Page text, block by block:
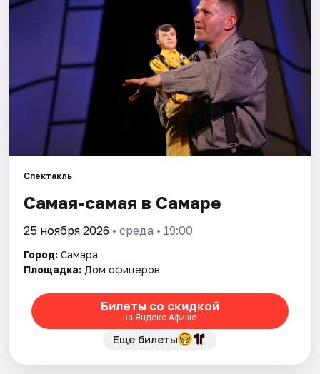
Экскурсии
Спорт
События
Площадки
Артисты
Рейтинги
Спектакль
Самая-самая в Самаре
25 ноября 2026 • среда • 19:00
Город: Самара
Площадка: Дом офицеров
Билеты со скидкой
на Яндекс Афише
Еще билеты